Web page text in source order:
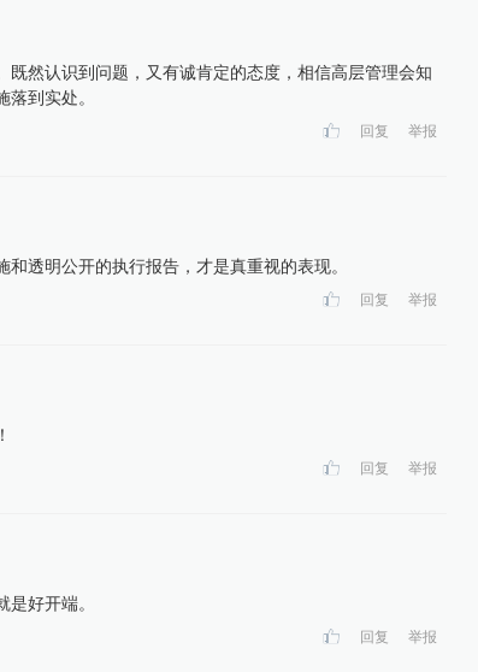
既然认识到问题，又有诚肯定的态度，相信高层管理会知
到实处。
回复 举报
透明公开的执行报告，才是真重视的表现。
回复 举报
回复 举报
好开端。
回复 举报